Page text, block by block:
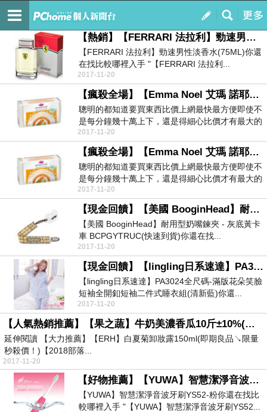
我的
訂閱
文婕的網誌
【熱銷】【FERRARI 法拉利】勁速男性淡香水(75ML)
【FERRARI 法拉利】勁速男性淡香水(75ML)你還
在找比較哪裡入手 "【FERRARI 法拉利...
2017-11-20
【瘋殺全場】【Emma Noel 艾瑪 諾耶】歐盟BIO柑橘果香南法香氛皂(100g)↓最新↓
聰明的都知道要買東西比價上網最快最方便即使不
是每分鐘幾十萬上下，還是得細心比價才有最大的
回報小編的任...
2017-11-20
【瘋殺全場】【Emma Noel 艾瑪 諾耶】歐盟BIO柑橘果香南法香氛皂(100g)↓最新↓
聰明的都知道要買東西比價上網最快最方便即使不
是每分鐘幾十萬上下，還是得細心比價才有最大的
回報小編的任...
2017-11-20
【現金回饋】【美國 BooginHead】耐用型奶嘴鍊夾 - 灰底黃卡車 BCPGYTRUC(快速到貨)
【美國 BooginHead】耐用型奶嘴鍊夾 - 灰底黃卡
車 BCPGYTRUC(快速到貨)你還在找...
2017-11-20
【現金回饋】【lingling日系速達】PA3024全尺碼-滿版花朵笑臉短袖全開釦短袖二件式睡衣組(清新藍)
【lingling日系速達】PA3024全尺碼-滿版花朵笑臉
短袖全開釦短袖二件式睡衣組(清新藍)你還...
2017-11-20
【人氣熱銷推薦】【果之蔬】牛奶美濃香瓜10斤±10%(每顆約450-500g)↘ 殺到底不手軟
延伸閱讀 【大力推薦】【ERH】白夏菊卸妝露150ml(即期良品↘限量
秒殺價！)【2018部落...
2017-11-20
【好物推薦】【YUWA】智慧潔淨音波牙刷YS52-粉
【YUWA】智慧潔淨音波牙刷YS52-粉你還在找比
較哪裡入手 "【YUWA】智慧潔淨音波牙刷YS52...